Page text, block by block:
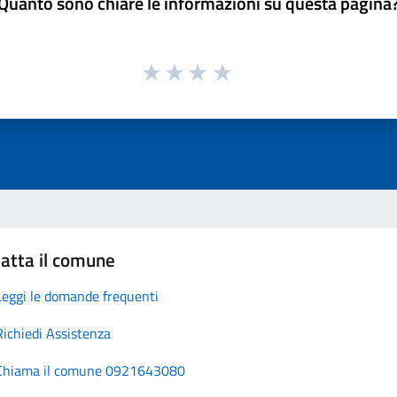
il comune
le domande frequenti
Assistenza
il comune 0921643080